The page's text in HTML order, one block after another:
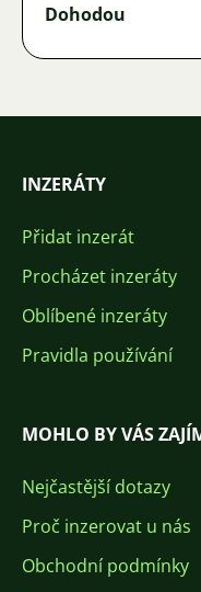
Dohodou
INZERÁTY
Přidat inzerát
Procházet inzeráty
Oblíbené inzeráty
Pravidla používání
MOHLO BY VÁS
Nejčastější dotazy
Proč inzerovat u nás
Obchodní podmínky